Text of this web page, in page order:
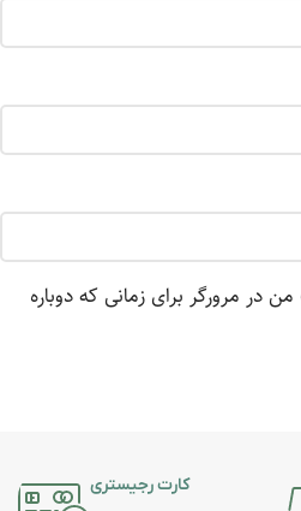
در مرورگر برای زمانی که دوباره
کارت رجیستری